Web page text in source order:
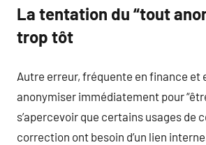
La tentation du “tout
trop tôt
Autre erreur, fréquente en finance et
anonymiser immédiatement pour
s’apercevoir que certains usages de
correction ont besoin d’un lien